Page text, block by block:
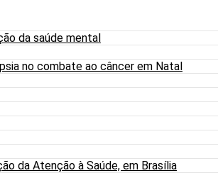
da saúde mental
no combate ao câncer em Natal
da Atenção à Saúde, em Brasília